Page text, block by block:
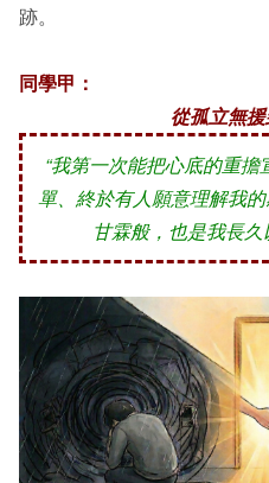
跡。
同學甲：
從孤立無
“我第一次能把心底的重
單、終於有人願意理解我
甘霖般，也是我長